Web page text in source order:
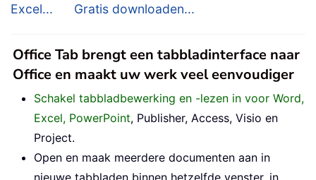
Excel...
Gratis downloaden...
Office Tab brengt een tabbladinterface naar
Office en maakt uw werk veel eenvoudiger
Schakel tabbladbewerking en -lezen in voor Word,
Excel, PowerPoint, Publisher, Access, Visio en
Project.
Open en maak meerdere documenten aan in
nieuwe tabbladen binnen hetzelfde venster, in